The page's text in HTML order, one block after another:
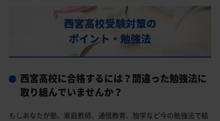
西宮高校合格に必要な内申点の目安
内申点の計算方法
西宮高校合格するには内申点と偏差値両方が必要
西宮高校卒業生の主な大学進学実績
西宮高校受験対策の
ポイント・勉強法
西宮高校に合格するには？間違った勉強法に
取り組んでいませんか？
もしあなたが塾、家庭教師、通信教育、独学など今の勉強法で結